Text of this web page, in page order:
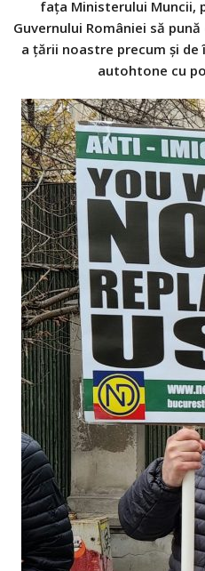
fața Ministerului Muncii,
Guvernului României să
a țării noastre precum și
autohtone cu